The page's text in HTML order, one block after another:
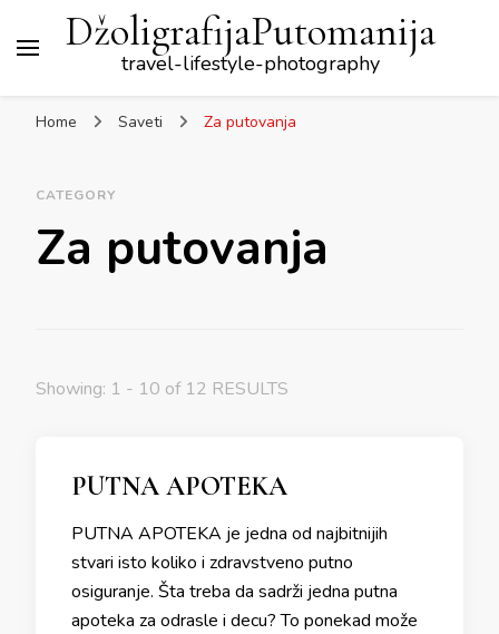
DžoligrafijaPutomanija
travel-lifestyle-photography
Home Saveti Za putovanja
CATEGORY
Za putovanja
Showing: 1 - 10 of 12 RESULTS
PUTNA APOTEKA
PUTNA APOTEKA je jedna od najbitnijih
stvari isto koliko i zdravstveno putno
osiguranje. Šta treba da sadrži jedna putna
apoteka za odrasle i decu? To ponekad može